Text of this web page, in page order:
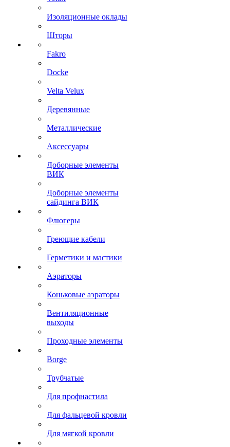
Изоляционные оклады
Шторы
Fakro
Docke
Velta Velux
Деревянные
Металлические
Аксессуары
Доборные элементы
ВИК
Доборные элементы
сайдинга ВИК
Флюгеры
Греющие кабели
Герметики и мастики
Аэраторы
Коньковые аэраторы
Вентиляционные
выходы
Проходные элементы
Borge
Трубчатые
Для профнастила
Для фальцевой кровли
Для мягкой кровли